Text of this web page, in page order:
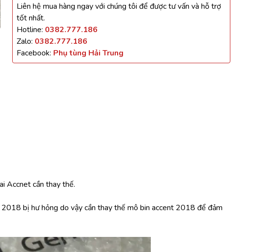
Liên hệ mua hàng ngay với chúng tôi để được tư vấn và hỗ trợ
tốt nhất.
Hotline: 0382.777.186
Zalo: 0382.777.186
Facebook: Phụ tùng Hải Trung
Accnet cần thay thế.
bị hư hỏng do vậy cần thay thế mô bin accent 2018 để đảm